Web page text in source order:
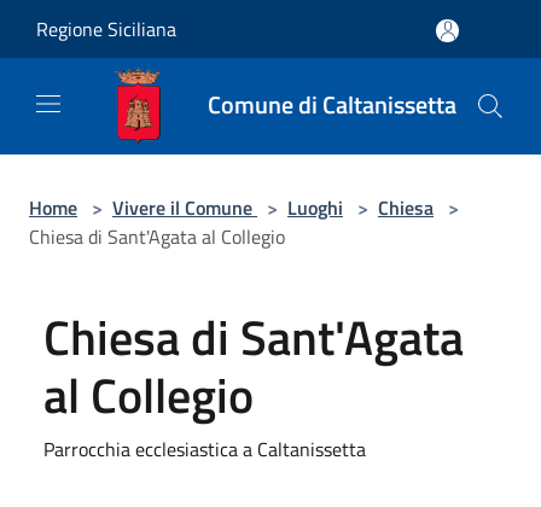
Regione Siciliana
Comune di Caltanissetta
Home > Vivere il Comune > Luoghi > Chiesa >
Chiesa di Sant'Agata al Collegio
Chiesa di Sant'Agata
al Collegio
Parrocchia ecclesiastica a Caltanissetta